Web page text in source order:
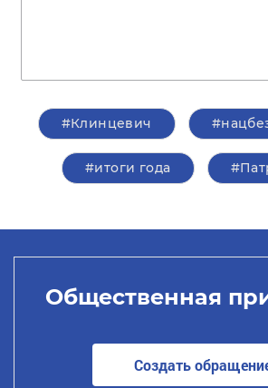
#Клинцевич
#итоги года
Общественная
Создать